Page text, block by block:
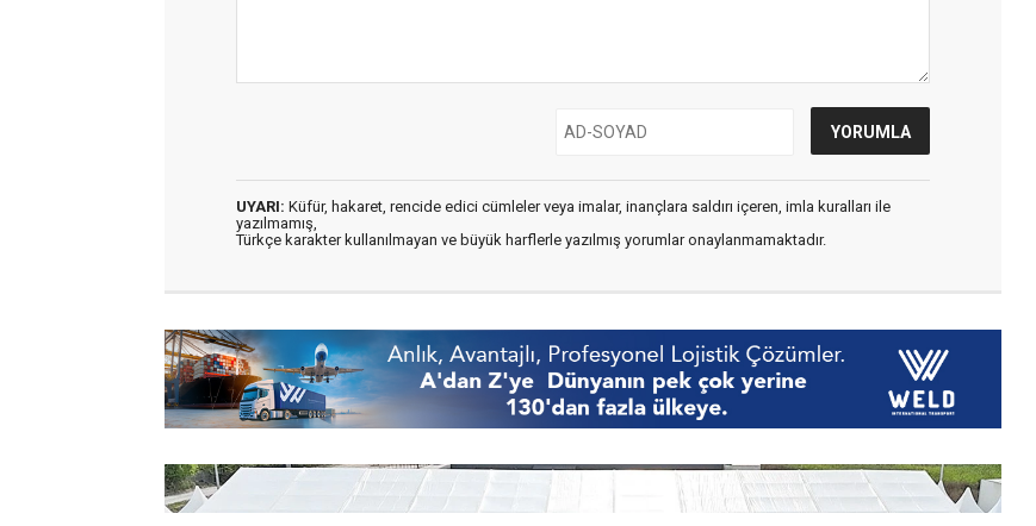
UYARI: Küfür, hakaret, rencide edici cümleler veya imalar, inançlara saldırı içeren, imla kuralları ile
yazılmamış,
Türkçe karakter kullanılmayan ve büyük harflerle yazılmış yorumlar onaylanmamaktadır.